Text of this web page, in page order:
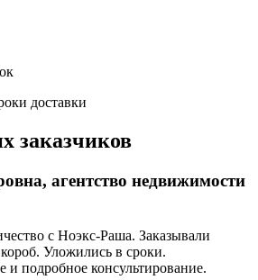
доставки
заказчиков
агентство недвижимости
с Ноэкс-Раша. Заказывали
Уложились в сроки.
и подробное консультирование.